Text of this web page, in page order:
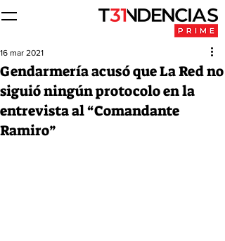
Gendarmería acusó que La Red no
siguió ningún protocolo en la
entrevista al “Comandante
Ramiro”
16 mar 2021